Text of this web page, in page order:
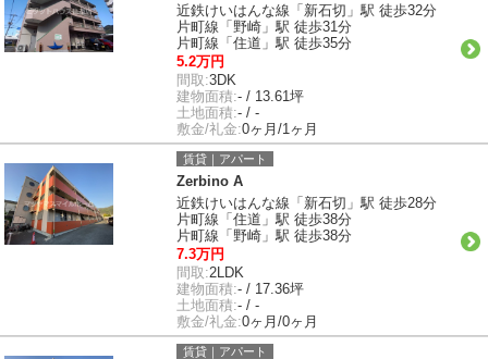
近鉄けいはんな線「新石切」駅 徒歩32分
片町線「野崎」駅 徒歩31分
片町線「住道」駅 徒歩35分
5.2万円
間取:3DK
建物面積:- / 13.61坪
土地面積:- / -
敷金/礼金:0ヶ月/1ヶ月
賃貸｜アパート
Zerbino A
近鉄けいはんな線「新石切」駅 徒歩28分
片町線「住道」駅 徒歩38分
片町線「野崎」駅 徒歩38分
7.3万円
間取:2LDK
建物面積:- / 17.36坪
土地面積:- / -
敷金/礼金:0ヶ月/0ヶ月
賃貸｜アパート